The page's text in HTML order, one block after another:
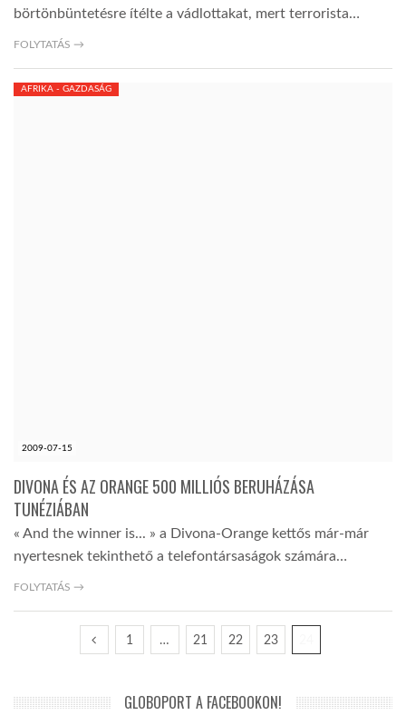
TROPICALMAGAZIN
GLOBOBOOK
börtönbüntetésre ítélte a vádlottakat, mert terrorista…
FOLYTATÁS →
2009-07-15
AFRIKA - GAZDASÁG
DIVONA ÉS AZ ORANGE 500 MILLIÓS BERUHÁZÁSA
TUNÉZIÁBAN
« And the winner is... » a Divona-Orange kettős már-már
nyertesnek tekinthető a telefontársaságok számára…
FOLYTATÁS →
1 … 21 22 23
GLOBOPORT A FACEBOOKON!